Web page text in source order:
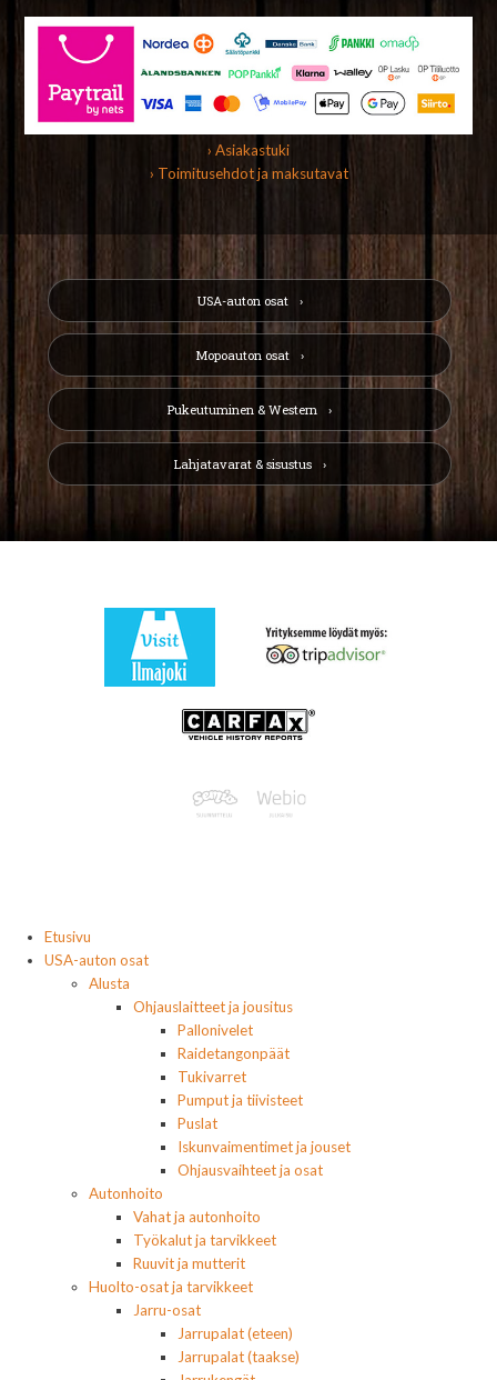
› Asiakastuki
› Toimitusehdot ja maksutavat
USA-auton osat
Mopoauton osat
Pukeutuminen & Western
Lahjatavarat & sisustus
Etusivu
USA-auton osat
Alusta
Ohjauslaitteet ja jousitus
Pallonivelet
Raidetangonpäät
Tukivarret
Pumput ja tiivisteet
Puslat
Iskunvaimentimet ja jouset
Ohjausvaihteet ja osat
Autonhoito
Vahat ja autonhoito
Työkalut ja tarvikkeet
Ruuvit ja mutterit
Huolto-osat ja tarvikkeet
Jarru-osat
Jarrupalat (eteen)
Jarrupalat (taakse)